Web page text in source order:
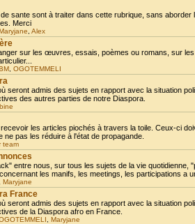
sante sont à traiter dans cette rubrique, sans
Merci
Alex
sur les œuvres, essais, poèmes ou romans, sur
OGOTEMMELI
seront admis des sujets en rapport avec la situation
des autres parties de notre Diaspora.
les articles piochés à travers la toile. Ceux-ci
ne pas les réduire à l'état de propagande.
team
entre nous, sur tous les sujets de la vie
les manifs, les meetings, les participations a
Maryjane
France
seront admis des sujets en rapport avec la situation
de la Diaspora afro en France.
Maryjane